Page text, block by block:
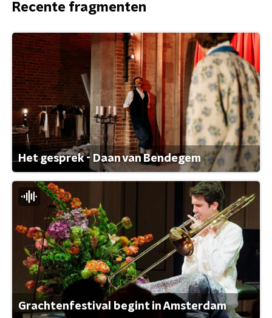
Recente fragmenten
Het gesprek - Daan van Bendegem
Grachtenfestival begint in Amsterdam